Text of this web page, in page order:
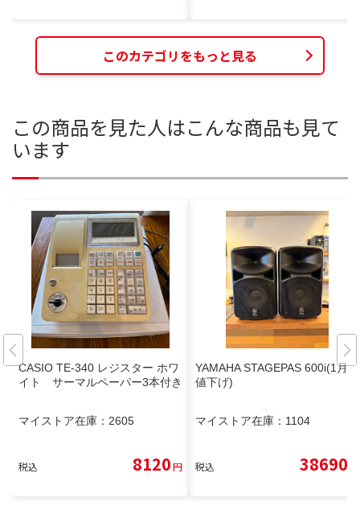
このカテゴリをもっと見る
この商品を見た人はこんな商品も見て
います
CASIO TE-340 レジスター ホワ
イト サーマルペーパー3本付き
マイストア在庫： 2605
税込 8120円
YAMAHA STAGEPAS 600i(1月中
値下げ)
マイストア在庫： 1104
税込 38690